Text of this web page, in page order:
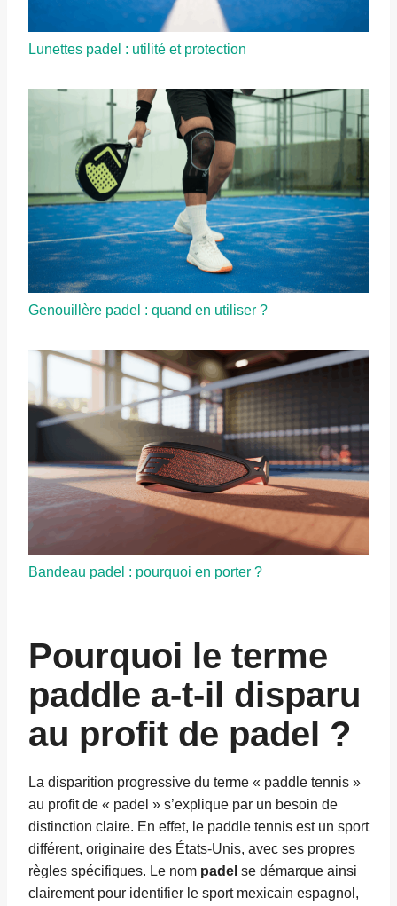
Lunettes padel : utilité et protection
Genouillère padel : quand en utiliser ?
Bandeau padel : pourquoi en porter ?
Pourquoi le terme
paddle a-t-il disparu
au profit de padel ?
La disparition progressive du terme « paddle tennis »
au profit de « padel » s’explique par un besoin de
distinction claire. En effet, le paddle tennis est un sport
différent, originaire des États-Unis, avec ses propres
règles spécifiques. Le nom padel se démarque ainsi
clairement pour identifier le sport mexicain espagnol,